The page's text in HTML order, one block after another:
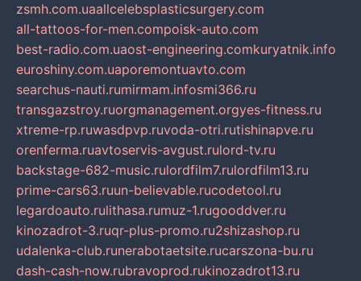
zsmh.com.uaallcelebsplasticsurgery.com
all-tattoos-for-men.compoisk-auto.com
best-radio.com.uaost-engineering.comkuryatnik.info
euroshiny.com.uaporemontuavto.com
searchus-nauti.rumirmam.infosmi366.ru
transgazstroy.ruorgmanagement.orgyes-fitness.ru
xtreme-rp.ruwasdpvp.ruvoda-otri.rutishinapve.ru
orenferma.ruavtoservis-avgust.rulord-tv.ru
backstage-682-music.rulordfilm7.rulordfilm13.ru
prime-cars63.ruun-believable.rucodetool.ru
legardoauto.rulithasa.rumuz-1.rugooddver.ru
kinozadrot-3.ruqr-plus-promo.ru2shizashop.ru
udalenka-club.runerabotaetsite.rucarszona-bu.ru
dash-cash-now.rubravoprod.rukinozadrot13.ru